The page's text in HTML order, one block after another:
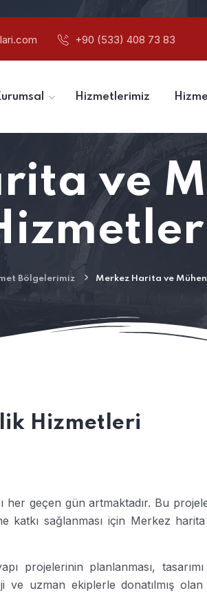
+90 (533) 408 73 83
Hizmetlerimiz
ve
Bölgelerimiz Merkez Harita ve
Hizmetleri
her geçen gün artmaktadır. Bu
katkı sağlanması için Merkez
projelerinin planlanması,
ve uzman ekiplerle donatılmış